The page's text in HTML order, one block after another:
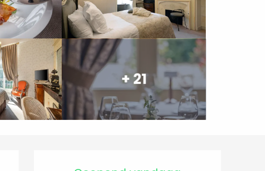
+ 21
Openingstijden en